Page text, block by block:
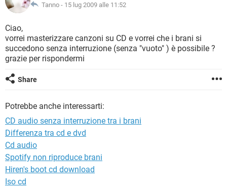
TIKTOK FACEBOOK
INSTAGRAM
TIKTOK
HARDWARE
INTRATTENIMENTO ANDROID
INSTAGRAM WHATSAPP
TIKTOK
HARDWARE
COVID-19
INTRATTENIMENTO
iOS WINDOWS 10
INSTAGRAM
TIKTOK
Tanno - 15 lug 2009 alle 11:52
Ciao,
vorrei masterizzare canzoni su CD e vorrei che i brani si
succedono senza interruzione (senza "vuoto" ) è possibile ?
grazie per rispondermi
Share
Potrebbe anche interessarti:
CD audio senza interruzione tra i brani
Differenza tra cd e dvd
Cd audio
Spotify non riproduce brani
Hiren's boot cd download
Iso cd